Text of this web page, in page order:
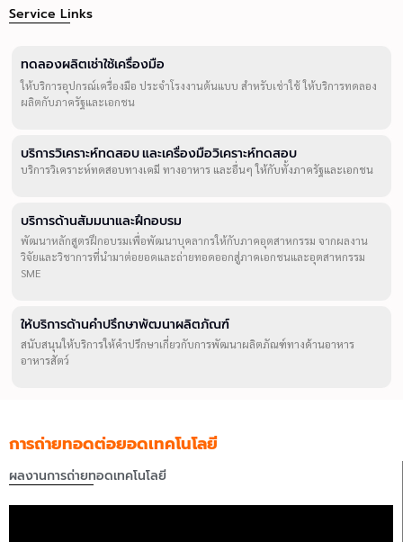
Service Links
ทดลองผลิตเช่าใช้เครื่องมือ
ให้บริการอุปกรณ์เครื่องมือ ประจำโรงงานต้นแบบ สำหรับเช่าใช้ ให้บริการทดลอง
ผลิตกับภาครัฐและเอกชน
บริการวิเคราะห์ทดสอบ และเครื่องมือวิเคราะห์ทดสอบ
บริการวิเคราะห์ทดสอบทางเคมี ทางอาหาร และอื่นๆ ให้กับทั้งภาครัฐและเอกชน
บริการด้านสัมมนาและฝึกอบรม
พัฒนาหลักสูตรฝึกอบรมเพื่อพัฒนาบุคลากรให้กับภาคอุตสาหกรรม จากผลงาน
วิจัยและวิชาการที่นำมาต่อยอดและถ่ายทอดออกสู่ภาคเอกชนและอุตสาหกรรม
SME
ให้บริการด้านคำปรึกษาพัฒนาผลิตภัณฑ์
สนับสนุนให้บริการให้คำปรึกษาเกี่ยวกับการพัฒนาผลิตภัณฑ์ทางด้านอาหาร
อาหารสัตว์
การถ่ายทอดต่อยอดเทคโนโลยี
ผลงานการถ่ายทอดเทคโนโลยี